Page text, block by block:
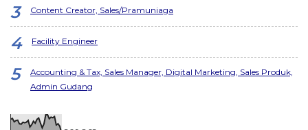
Content Creator, Sales/Pramuniaga
Facility Engineer
Accounting & Tax, Sales Manager, Digital Marketing, Sales Produk,
Admin Gudang